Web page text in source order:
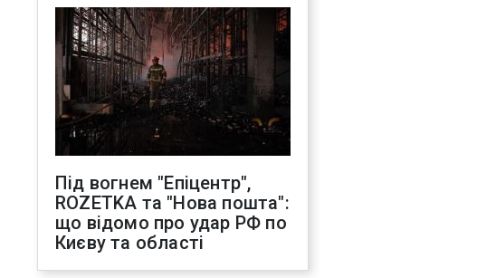
Під вогнем "Епіцентр",
ROZETKA та "Нова пошта":
що відомо про удар РФ по
Києву та області